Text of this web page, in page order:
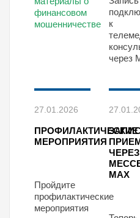
финансовом
мошенничестве
к
через
27.01.2026
ПРОФИЛАКТИЧЕСКИЕ
МЕРОПРИЯТИЯ
Пройдите
профилактические
мероприятия
ЧЕРЕЗ
МАХ